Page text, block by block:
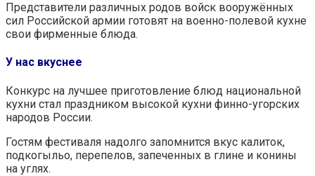
Представители различных родов войск вооружённых
сил Российской армии готовят на военно-полевой кухне
свои фирменные блюда.
У нас вкуснее
Конкурс на лучшее приготовление блюд национальной
кухни стал праздником высокой кухни финно-угорских
народов России.
Гостям фестиваля надолго запомнится вкус калиток,
подкогыльо, перепелов, запеченных в глине и конины
на углях.